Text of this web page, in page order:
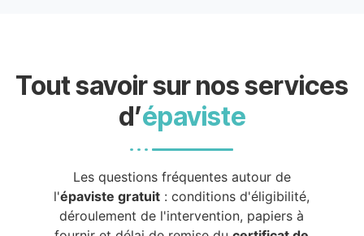
Tout savoir sur nos services
d’épaviste
Les questions fréquentes autour de
l'épaviste gratuit : conditions d'éligibilité,
déroulement de l'intervention, papiers à